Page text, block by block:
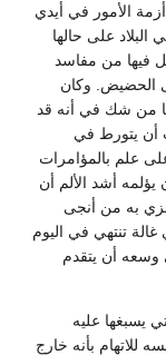
الأمور في أيدي
البلاد على حالها
فيها من مفاسد
الحضيض. وكان
من شك في أنه قد
أن يتورط في
علم بالمؤامرات
يؤلمه أشد الألم أن
به من أنجى
تنتهي في اليوم
ولم يكن في وسعه أن يتقدم
يسبغها عليه
للاتهام بأنه خارج